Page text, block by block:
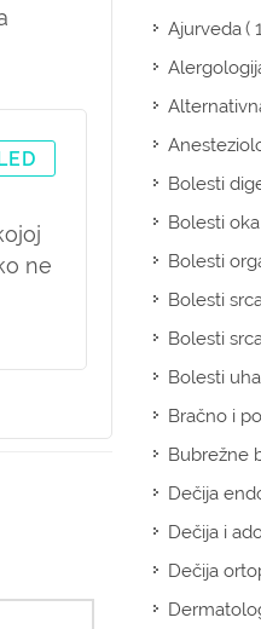
ne
Ajurveda(
Bolesti
Bolesti oka
Bolesti
Bolesti
Bolesti
Bolesti
Bračno i
Bubrežne
Dečija
Dečija i
Dečija